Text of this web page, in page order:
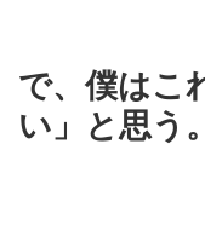
で、僕はこ
い」と思う。